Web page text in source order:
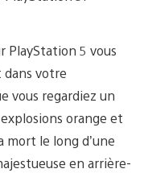
PlayStation 5 vous
votre
vous regardiez un
orange et
mort le long d’une
en arrière-